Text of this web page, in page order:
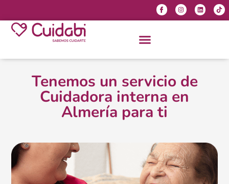
Tenemos un servicio de
Cuidadora interna en
Almería para ti